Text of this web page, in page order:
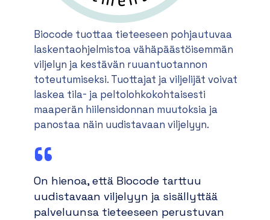
Biocode tuottaa tieteeseen pohjautuvaa
laskentaohjelmistoa vähäpäästöisemmän
viljelyn ja kestävän ruuantuotannon
toteutumiseksi. Tuottajat ja viljelijät voivat
laskea tila- ja peltolohkokohtaisesti
maaperän hiilensidonnan muutoksia ja
panostaa näin uudistavaan viljelyyn.
On hienoa, että Biocode tarttuu
uudistavaan viljelyyn ja sisällyttää
palveluunsa tieteeseen perustuvan